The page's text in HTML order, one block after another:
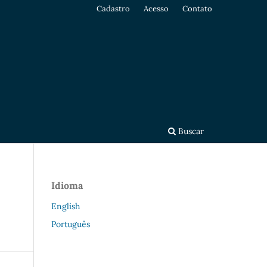
Buscar
Cadastro Acesso Contato
Idioma
English
Português